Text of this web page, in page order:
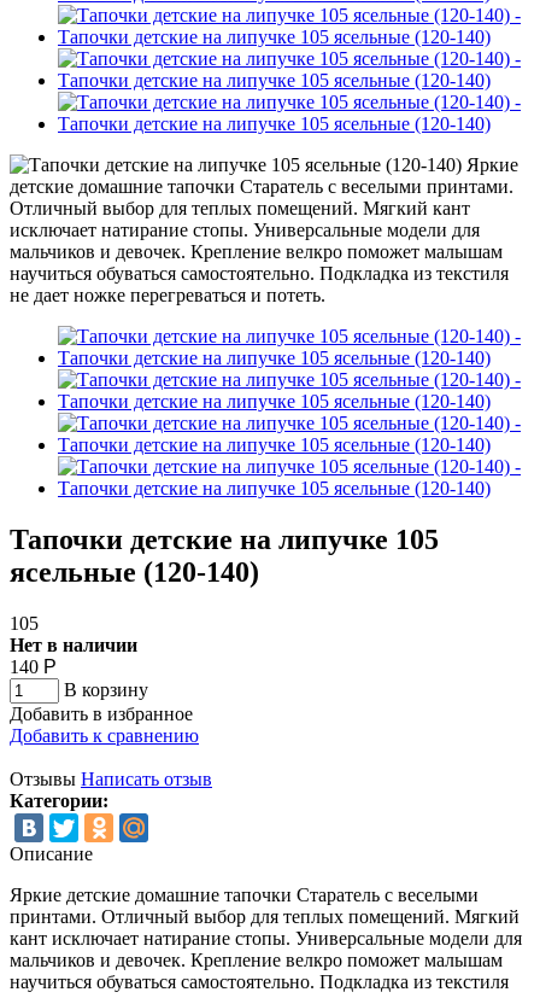
Тапочки детские на липучке 105
ясельные (120-140)
105
Нет в наличии
140 Р
В корзину
Добавить в избранное
Добавить к сравнению
Отзывы Написать отзыв
Категории:
Описание
Яркие детские домашние тапочки Старатель с веселыми
принтами. Отличный выбор для теплых помещений. Мягкий
кант исключает натирание стопы. Универсальные модели для
мальчиков и девочек. Крепление велкро поможет малышам
научиться обуваться самостоятельно. Подкладка из текстиля